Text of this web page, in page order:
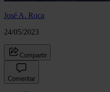
José A. Roca
24/05/2023
Compartir
Comentar